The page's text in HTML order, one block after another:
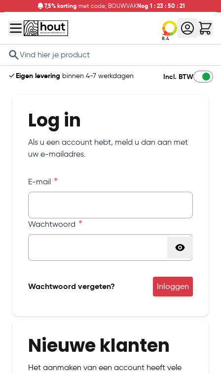
7,5% korting met code; BOUWVAKNog 1 : 23 : 50 : 21
8.4
Search
Eigen levering binnen 4-7 werkdagen Incl. BTW
Log in
Als u een account hebt, meld u dan aan met
uw e-mailadres.
E-mail
Wachtwoord
Wachtwoord vergeten? Inloggen
Nieuwe klanten
Het aanmaken van een account heeft vele